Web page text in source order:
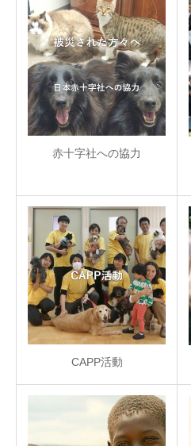
赤十字社への協力
CAPP活動